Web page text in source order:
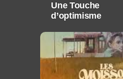
Une Touche
d’optimisme